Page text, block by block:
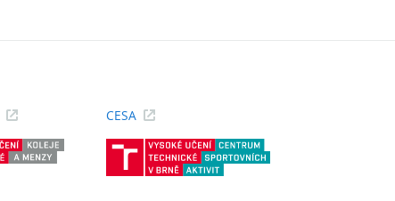
(externí
CESA